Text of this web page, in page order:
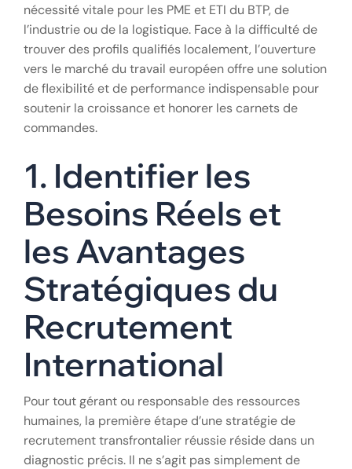
nécessité vitale pour les PME et ETI du BTP, de
l’industrie ou de la logistique. Face à la difficulté de
trouver des profils qualifiés localement, l’ouverture
vers le marché du travail européen offre une solution
de flexibilité et de performance indispensable pour
soutenir la croissance et honorer les carnets de
commandes.
1. Identifier les
Besoins Réels et
les Avantages
Stratégiques du
Recrutement
International
Pour tout gérant ou responsable des ressources
humaines, la première étape d’une stratégie de
recrutement transfrontalier réussie réside dans un
diagnostic précis. Il ne s’agit pas simplement de